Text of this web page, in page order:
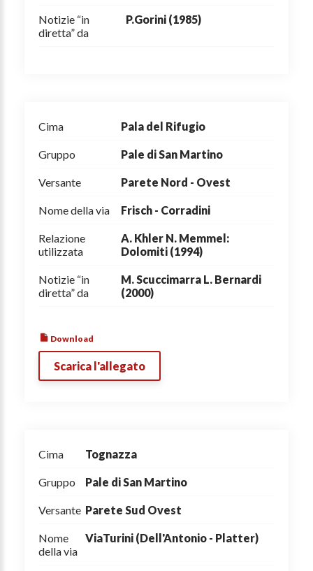
Notizie “in
diretta” da
P.Gorini (1985)
Cima Pala del Rifugio
Gruppo Pale di San Martino
Versante Parete Nord - Ovest
Nome della via Frisch - Corradini
Relazione
utilizzata
A. Khler N. Memmel:
Dolomiti (1994)
Notizie “in
diretta” da
M. Scuccimarra L. Bernardi
(2000)
Download
Scarica l'allegato
Cima Tognazza
Gruppo Pale di San Martino
Versante Parete Sud Ovest
Nome
della via
ViaTurini (Dell'Antonio - Platter)